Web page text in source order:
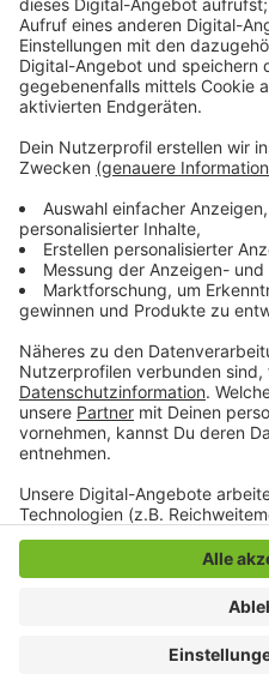
Mönchengladbach. In dem
alle Azubis mit der
Rabatt auf die Spiele. Für
Unternehmen hat die IHK
Möglichkeit, den Inhabern
Azubis dann online, per
über neue Angebote in der
Anzeige